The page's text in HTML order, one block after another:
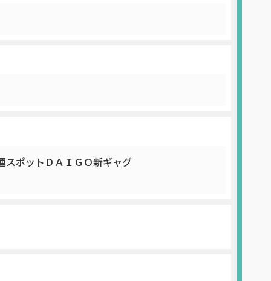
ポットＤＡＩＧＯ新ギャグ